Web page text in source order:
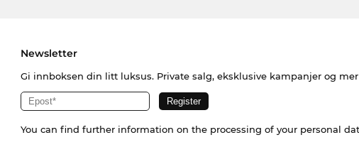
Newsletter
Gi innboksen din litt luksus. Private salg, eksklusive kampanjer og
You can find further information on the processing of your personal